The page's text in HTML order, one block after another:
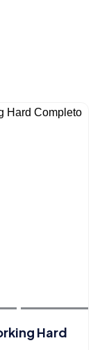
Hard